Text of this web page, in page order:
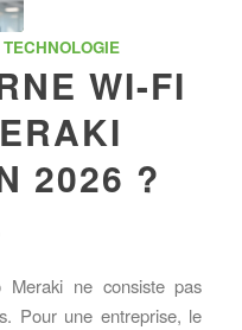
TECHNOLOGIE
WI-FI
2026 ?
ne consiste pas
Pour une entreprise, le